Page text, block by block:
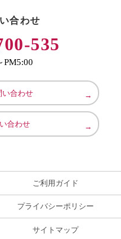
合わせ
535
PM5:00
い合わせ
合わせ
ご利用ガイド
プライバシーポリシー
サイトマップ